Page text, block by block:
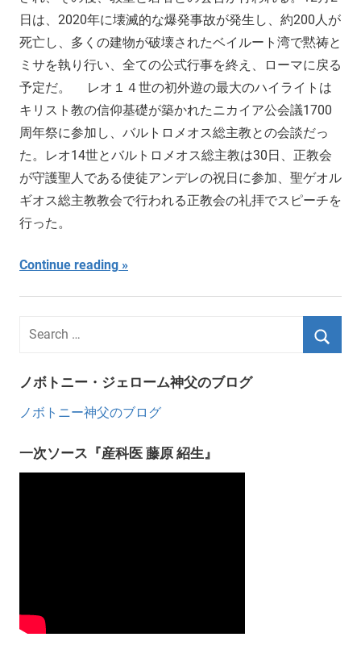
日は、2020年に壊滅的な爆発事故が発生し、約200人が
死亡し、多くの建物が破壊されたベイルート湾で黙祷と
ミサを執り行い、全ての公式行事を終え、ローマに戻る
予定だ。 レオ１４世の初外遊の最大のハイライトは
キリスト教の信仰基礎が築かれたニカイア公会議1700
周年祭に参加し、バルトロメオス総主教との会談だっ
た。レオ14世とバルトロメオス総主教は30日、正教会
が守護聖人である使徒アンデレの祝日に参加、聖ゲオル
ギオス総主教教会で行われる正教会の礼拝でスピーチを
行った。
Continue reading
ノボトニー・ジェローム神父のブログ
ノボトニー神父のブログ
一次ソース『産科医 藤原 紹生』